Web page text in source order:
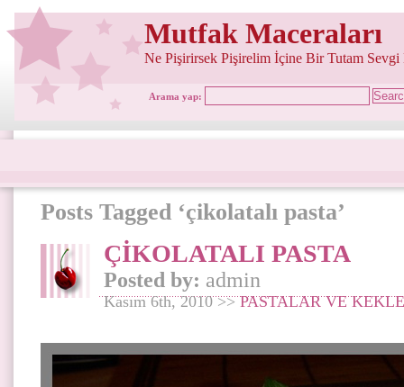
Mutfak Maceraları
Ne Pişirirsek Pişirelim İçine Bir Tutam Sevgi
Arama yap:
Posts Tagged ‘çikolatalı pasta’
ÇİKOLATALI PASTA
Posted by: admin
Kasım 6th, 2010 >>PASTALAR VE